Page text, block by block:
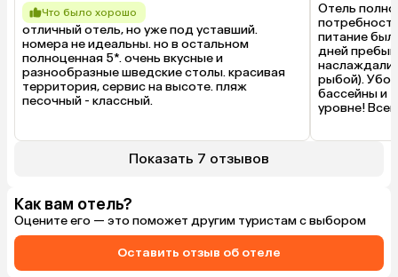
Что было хорошо
отличный отель, но уже под уставший.
номера не идеальны. но в остальном
полноценная 5*. очень вкусные и
разнообразные шведские столы. красивая
территория, сервис на высоте. пляж
песочный - классный.
Отель
питание
дней
рыбой).
бассейны и
уровне!
все. Ездить
полтора
мы
Показать 7 отзывов
Как вам отель?
Оцените его — это поможет другим туристам с выбором
Оставить отзыв об отеле